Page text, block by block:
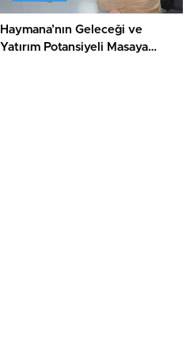
Haymana’nın Geleceği ve
Yatırım Potansiyeli Masaya